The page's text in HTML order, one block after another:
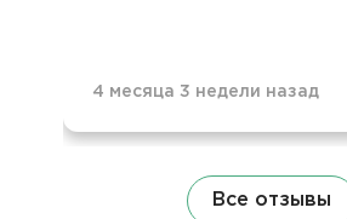
4 месяца 3 недели назад
Все отзывы